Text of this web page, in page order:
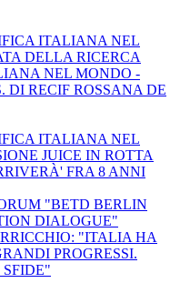
ITALIANA NEL
DELLA RICERCA
NEL MONDO -
DI RECIF ROSSANA DE
ITALIANA NEL
JUICE IN ROTTA
FRA 8 ANNI
"BETD BERLIN
DIALOGUE"
"ITALIA HA
PROGRESSI.